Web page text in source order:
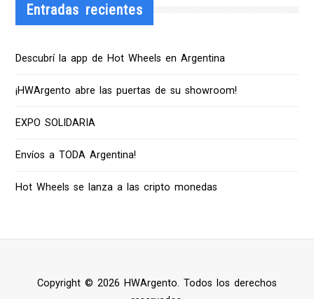
Entradas recientes
Descubrí la app de Hot Wheels en Argentina
¡HWArgento abre las puertas de su showroom!
EXPO SOLIDARIA
Envíos a TODA Argentina!
Hot Wheels se lanza a las cripto monedas
Copyright © 2026 HWArgento. Todos los derechos